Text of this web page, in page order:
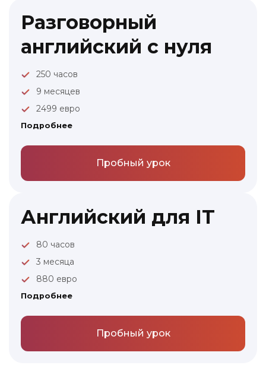
Разговорный
английский с нуля
250 часов
9 месяцев
2499 евро
Подробнее
Пробный урок
Английский для IT
80 часов
3 месяца
880 евро
Подробнее
Пробный урок